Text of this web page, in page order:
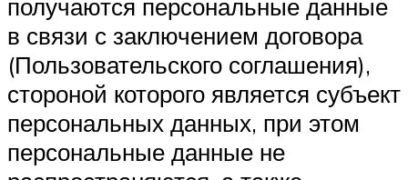
получаются персональные данные
в связи с заключением договора
(Пользовательского соглашения),
стороной которого является субъект
персональных данных, при этом
персональные данные не